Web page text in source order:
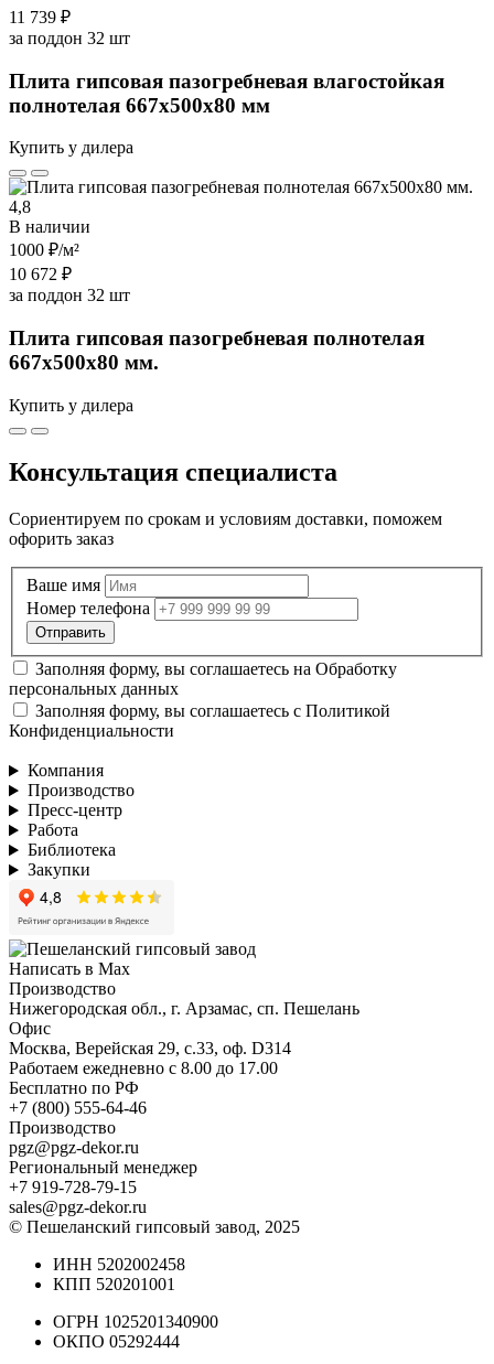
11 739 ₽
за поддон 32 шт
Плита гипсовая пазогребневая влагостойкая
полнотелая 667х500х80 мм
Купить у дилера
4,8
В наличии
1000 ₽/м²
10 672 ₽
за поддон 32 шт
Плита гипсовая пазогребневая полнотелая
667х500х80 мм.
Купить у дилера
Консультация специалиста
Сориентируем по срокам и условиям доставки, поможем
офорить заказ
Ваше имя
Номер телефона
Заполняя форму, вы соглашаетесь на Обработку
персональных данных
Заполняя форму, вы соглашаетесь с Политикой
Конфиденциальности
Компания
Производство
Пресс-центр
Работа
Библиотека
Закупки
Написать в Max
Производство
Нижегородская обл., г. Арзамас, сп. Пешелань
Офис
Москва, Верейская 29, с.33, оф. D314
Работаем ежедневно с 8.00 до 17.00
Бесплатно по РФ
+7 (800) 555-64-46
Производство
pgz@pgz-dekor.ru
Региональный менеджер
+7 919-728-79-15
sales@pgz-dekor.ru
© Пешеланский гипсовый завод, 2025
ИНН 5202002458
КПП 520201001
ОГРН 1025201340900
ОКПО 05292444